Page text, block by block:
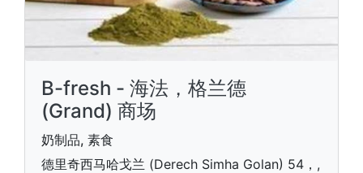
B-fresh - 海法，格兰德
(Grand) 商场
奶制品, 素食
德里奇西马哈戈兰 (Derech Simha Golan) 54，,